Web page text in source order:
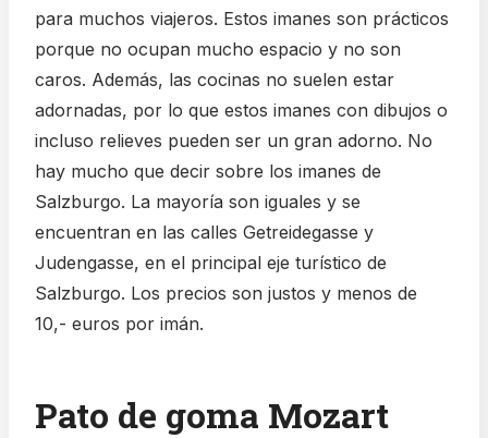
para muchos viajeros. Estos imanes son prácticos
porque no ocupan mucho espacio y no son
caros. Además, las cocinas no suelen estar
adornadas, por lo que estos imanes con dibujos o
incluso relieves pueden ser un gran adorno. No
hay mucho que decir sobre los imanes de
Salzburgo. La mayoría son iguales y se
encuentran en las calles Getreidegasse y
Judengasse, en el principal eje turístico de
Salzburgo. Los precios son justos y menos de
10,- euros por imán.
Pato de goma Mozart